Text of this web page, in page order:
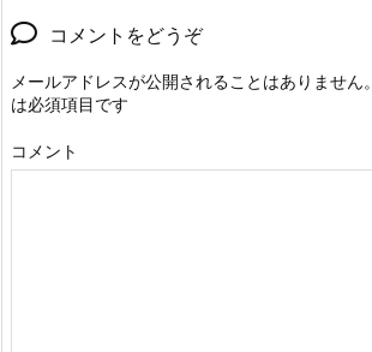
コメントをどうぞ
メールアドレスが公開されることはありません。
は必須項目です
コメント